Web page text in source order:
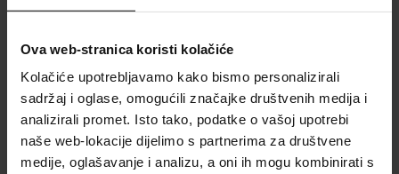
Ova web-stranica koristi kolačiće
Kolačiće upotrebljavamo kako bismo personalizirali
sadržaj i oglase, omogućili značajke društvenih medija i
analizirali promet. Isto tako, podatke o vašoj upotrebi
naše web-lokacije dijelimo s partnerima za društvene
medije, oglašavanje i analizu, a oni ih mogu kombinirati s
Povezani proizvodi